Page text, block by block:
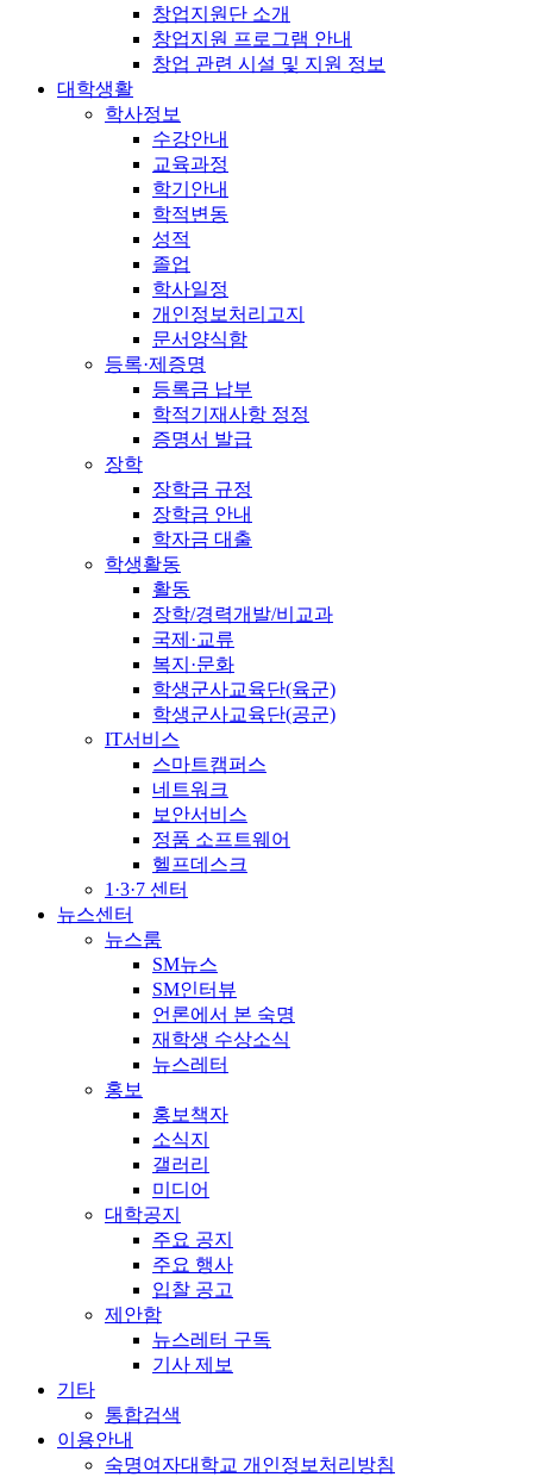
창업지원단 소개
창업지원 프로그램 안내
창업 관련 시설 및 지원 정보
대학생활
학사정보
수강안내
교육과정
학기안내
학적변동
성적
졸업
학사일정
개인정보처리고지
문서양식함
등록·제증명
등록금 납부
학적기재사항 정정
증명서 발급
장학
장학금 규정
장학금 안내
학자금 대출
학생활동
활동
장학/경력개발/비교과
국제·교류
복지·문화
학생군사교육단(육군)
학생군사교육단(공군)
IT서비스
스마트캠퍼스
네트워크
보안서비스
정품 소프트웨어
헬프데스크
1·3·7 센터
뉴스센터
뉴스룸
SM뉴스
SM인터뷰
언론에서 본 숙명
재학생 수상소식
뉴스레터
홍보
홍보책자
소식지
갤러리
미디어
대학공지
주요 공지
주요 행사
입찰 공고
제안함
뉴스레터 구독
기사 제보
기타
통합검색
이용안내
숙명여자대학교 개인정보처리방침